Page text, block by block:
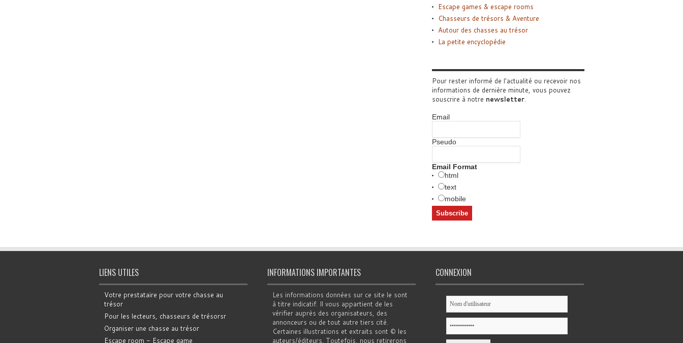
Escape games & escape rooms
Chasseurs de trésors & Aventure
Autour des chasses au trésor
La petite encyclopédie
Pour rester informé de l'actualité ou recevoir nos
informations de dernière minute, vous pouvez
souscrire à notre newsletter.
Email
Pseudo
Email Format
html
text
mobile
LIENS UTILES
Votre prestataire pour votre chasse au
trésor
Pour les lecteurs, chasseurs de trésorsr
Organiser une chasse au trésor
Escape room - Escape game
INFORMATIONS IMPORTANTES
Les informations données sur ce site le sont
à titre indicatif. Il vous appartient de les
vérifier auprès des organisateurs, des
annonceurs ou de tout autre tiers cité.
Certaines illustrations et extraits sont © les
auteurs/éditeurs. Toutefois, nous retirerons
CONNEXION